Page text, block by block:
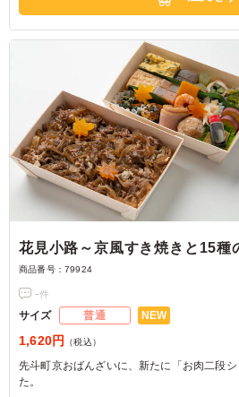
花見小路～京風すき焼きと15種
商品番号： 79924
-件
サイズ 普通 NEW
1,620円 （税込）
先斗町京おばんざいに、新たに「お肉二段
た。